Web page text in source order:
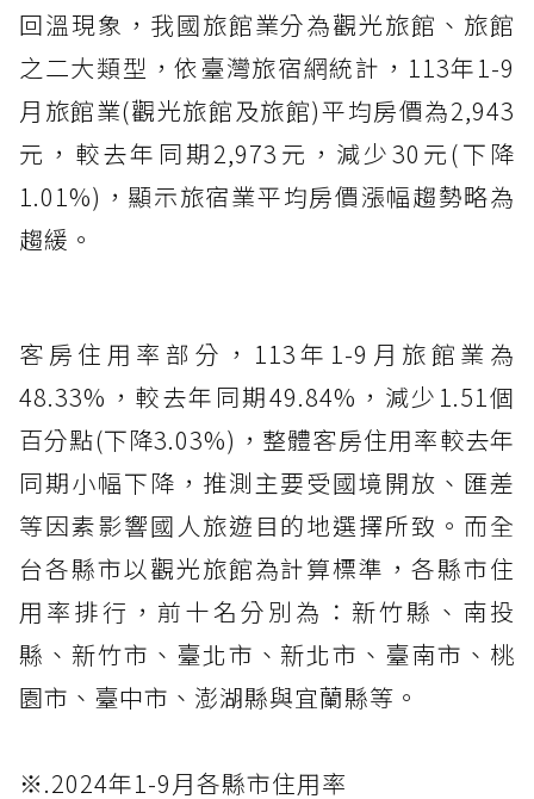
回溫現象，我國旅館業分為觀光旅館、旅館
之二大類型，依臺灣旅宿網統計，113年1-9
月旅館業(觀光旅館及旅館)平均房價為2,943
元，較去年同期2,973元，減少30元(下降
1.01%)，顯示旅宿業平均房價漲幅趨勢略為
趨緩。
客房住用率部分，113年1-9月旅館業為
48.33%，較去年同期49.84%，減少1.51個
百分點(下降3.03%)，整體客房住用率較去年
同期小幅下降，推測主要受國境開放、匯差
等因素影響國人旅遊目的地選擇所致。而全
台各縣市以觀光旅館為計算標準，各縣市住
用率排行，前十名分別為：新竹縣、南投
縣、新竹市、臺北市、新北市、臺南市、桃
園市、臺中市、澎湖縣與宜蘭縣等。
※.2024年1-9月各縣市住用率